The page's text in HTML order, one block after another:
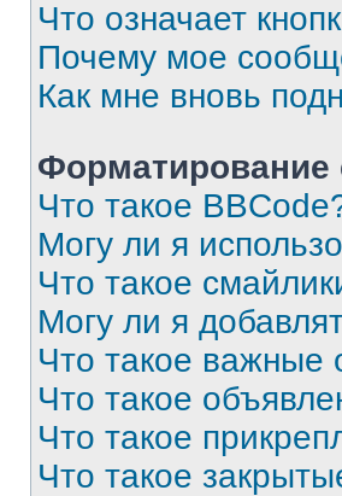
Что означает
Почему мое
Как мне вновь
Что такое
Могу ли я
Что такое
Могу ли я
Что такое важные
Что такое
Что такое
Что такое